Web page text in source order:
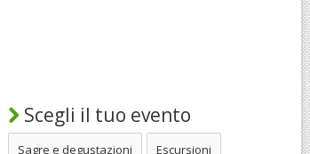
Scegli il tuo evento
Sagre e degustazioni Escursioni